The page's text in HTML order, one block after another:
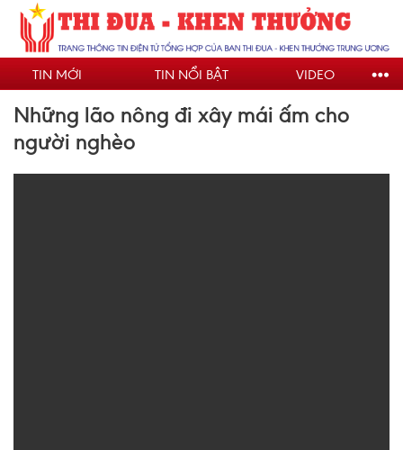
Nhảy
đến
nội
dungTIN MỚI TIN NỔI BẬT VIDEO
Những lão nông đi xây mái ấm cho
người nghèo